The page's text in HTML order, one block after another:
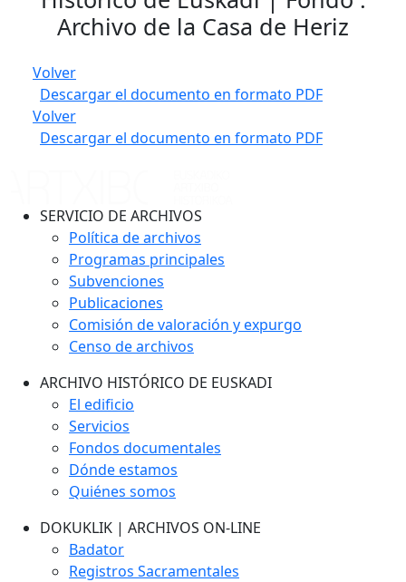
Archivo de la Casa de Heriz
Volver
Descargar el documento en formato PDF
Volver
Descargar el documento en formato PDF
SERVICIO DE ARCHIVOS
Política de archivos
Programas principales
Subvenciones
Publicaciones
Comisión de valoración y expurgo
Censo de archivos
ARCHIVO HISTÓRICO DE EUSKADI
El edificio
Servicios
Fondos documentales
Dónde estamos
Quiénes somos
DOKUKLIK | ARCHIVOS ON-LINE
Badator
Registros Sacramentales